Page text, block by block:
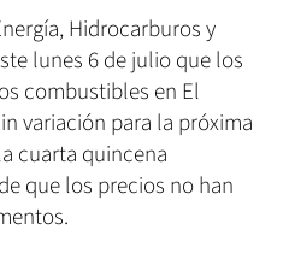
Hidrocarburos y
lunes 6 de julio que los
combustibles en El
variación para la próxima
cuarta quincena
que los precios no han